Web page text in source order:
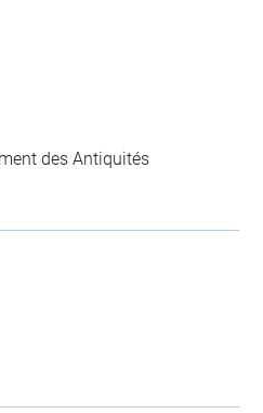
des Antiquités